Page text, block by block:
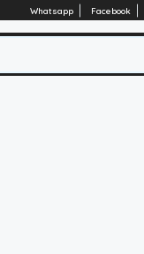
Whatsapp Facebook